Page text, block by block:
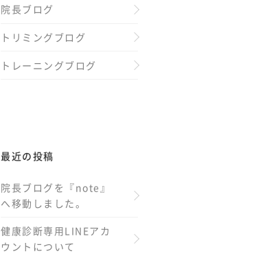
院長ブログ
トリミングブログ
トレーニングブログ
最近の投稿
院長ブログを『note』
へ移動しました。
健康診断専用LINEアカ
ウントについて